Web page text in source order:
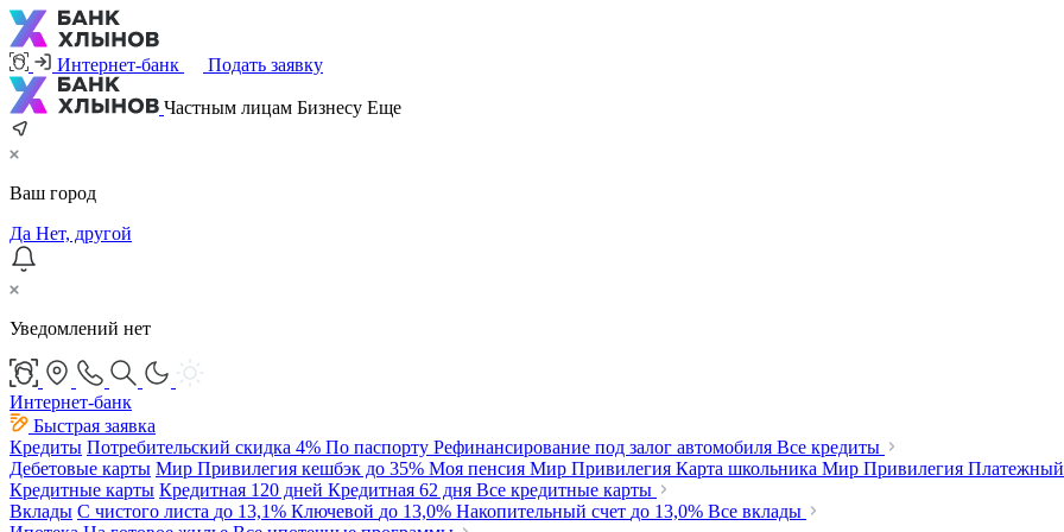
Интернет-банк Подать заявку
Частным лицам Бизнесу Еще
Ваш город
Да Нет, другой
Уведомлений нет
Интернет-банк
Быстрая заявка
Кредиты Потребительский скидка 4% По паспорту Рефинансирование под залог автомобиля Все кредиты
Дебетовые карты Мир Привилегия кешбэк до 35% Моя пенсия Мир Привилегия Карта школьника Мир Привилегия
Кредитные карты Кредитная 120 дней Кредитная 62 дня Все кредитные карты
Вклады С чистого листа до 13,1% Ключевой до 13,0% Накопительный счет до 13,0% Все вклады